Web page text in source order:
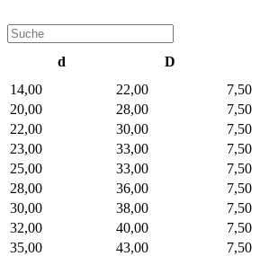
d D
14,00
22,00 7,50
20,00
28,00 7,50
22,00
30,00 7,50
23,00
33,00 7,50
25,00
33,00 7,50
28,00
36,00 7,50
30,00
38,00 7,50
32,00
40,00 7,50
35,00
43,00 7,50